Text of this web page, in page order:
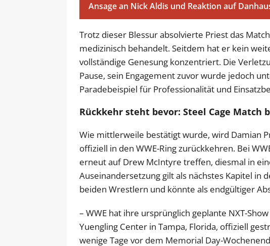
Ansage an Nick Aldis und Reaktion auf
Trotz dieser Blessur absolvierte Priest das
medizinisch behandelt. Seitdem hat er kein
vollständige Genesung konzentriert. Die
Pause, sein Engagement zuvor wurde jedoch
Paradebeispiel für Professionalität und
Rückkehr steht bevor: Steel Cage Match
Wie mittlerweile bestätigt wurde, wird Damian
offiziell in den WWE-Ring zurückkehren. Bei
erneut auf Drew McIntyre treffen, diesmal in
Auseinandersetzung gilt als nächstes Kapitel in
beiden Wrestlern und könnte als endgültiger
– WWE hat ihre ursprünglich geplante NXT-
Yuengling Center in Tampa, Florida, offiziell
wenige Tage vor dem Memorial Day-